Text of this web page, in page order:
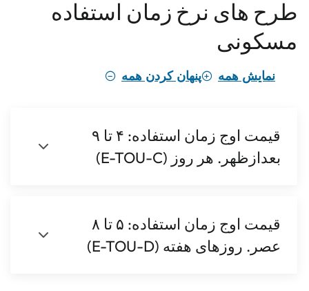
طرح های نرخ زمان استفاده
مسکونی
نمایش همه پنهان کردن همه
قیمت اوج زمان استفاده: ۴ تا ۹
بعدازظهر. هر روز (E-TOU-C)
قیمت اوج زمان استفاده: ۵ تا ۸
عصر. روزهای هفته (E-TOU-D)